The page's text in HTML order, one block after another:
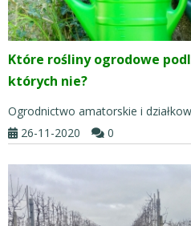
Które rośliny ogrodowe
których nie?
Ogrodnictwo amatorskie i
26-11-2020
0